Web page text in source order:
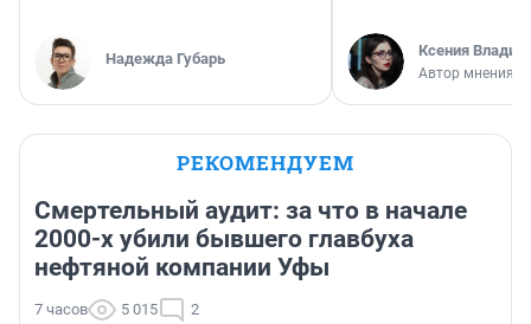
Надежда Губарь Ксения
Автор мнения
РЕКОМЕНДУЕМ
Смертельный аудит: за что в начале
2000-х убили бывшего главбуха
нефтяной компании Уфы
7 часов 5 015 2